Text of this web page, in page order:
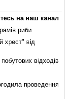
на наш канал
риби
хрест" від
відходів
проведення